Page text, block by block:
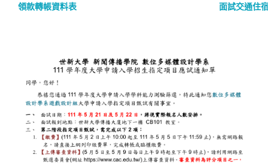
領款轉帳資料表
面試交通住